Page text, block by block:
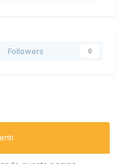
Followers 0